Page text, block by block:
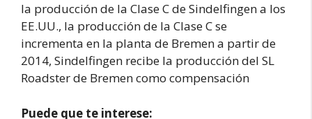
la producción de la Clase C de Sindelfingen a los
EE.UU., la producción de la Clase C se
incrementa en la planta de Bremen a partir de
2014, Sindelfingen recibe la producción del SL
Roadster de Bremen como compensación
Puede que te interese: